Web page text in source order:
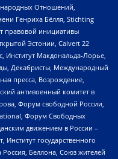
Отношений,
Генриха Бёлля, Stichting
правовой инициативы
Эстонии, Calvert 22
Институт Макдональда-Лорье,
Декабристы, Международный
пресса, Возрождение,
антивоенный комитет в
Форум свободной России,
Форум Свободных
движением в России –
государственного
Беллона, Союз жителей